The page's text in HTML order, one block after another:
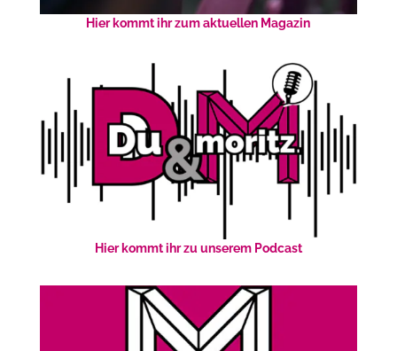
Hier kommt ihr zum aktuellen Magazin
Hier kommt ihr zu unserem Podcast